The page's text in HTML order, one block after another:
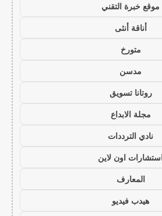
موقع خبرة التقني
أناقة أنثى
متورخ
مدسن
روتانا تسويق
مجلة الابداع
نادي الترددات
اون لاين
المعارف
هيدب فيديو